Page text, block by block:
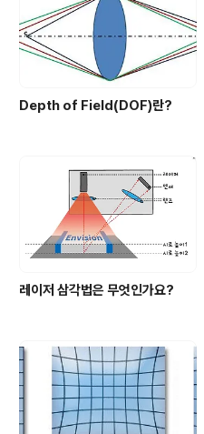
Depth of Field(DOF)란?
레이저 삼각법은 무엇인가요?